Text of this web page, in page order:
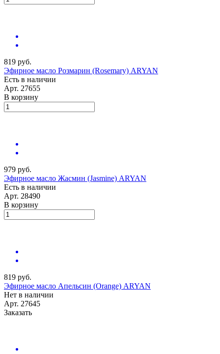
819 руб.
Эфирное масло Розмарин (Rosemary) ARYAN
Есть в наличии
Арт. 27655
В корзину
979 руб.
Эфирное масло Жасмин (Jasmine) ARYAN
Есть в наличии
Арт. 28490
В корзину
819 руб.
Эфирное масло Апельсин (Orange) ARYAN
Нет в наличии
Арт. 27645
Заказать